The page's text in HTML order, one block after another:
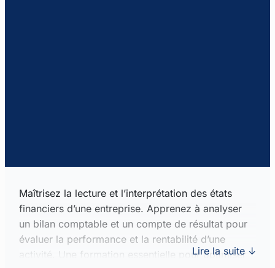
Maîtrisez la lecture et l’interprétation des états
financiers d’une entreprise. Apprenez à analyser
un bilan comptable et un compte de résultat pour
évaluer la performance et la rentabilité d’une
activité. Une formation essentielle pour optimiser
Lire la suite ↓